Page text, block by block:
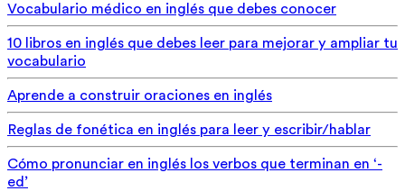
Vocabulario médico en inglés que debes conocer
10 libros en inglés que debes leer para mejorar y ampliar tu
vocabulario
Aprende a construir oraciones en inglés
Reglas de fonética en inglés para leer y escribir/hablar
Cómo pronunciar en inglés los verbos que terminan en ‘-
ed’